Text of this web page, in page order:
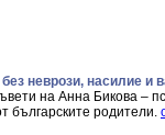
неврози, насилие и
на Анна Бикова –
българските родители.